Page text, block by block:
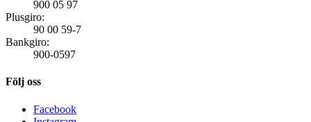
900 05 97
Plusgiro:
90 00 59-7
Bankgiro:
900-0597
Följ oss
Facebook